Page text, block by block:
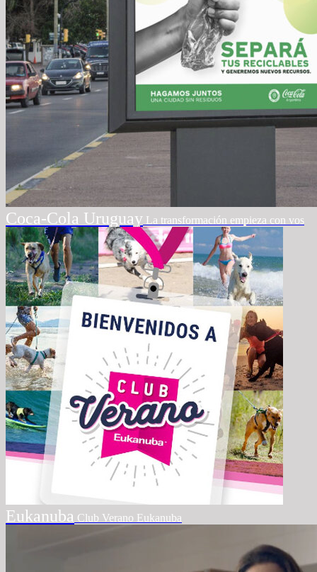
Coca-Cola Uruguay La transformación empieza con vos
Eukanuba Club Verano Eukanuba